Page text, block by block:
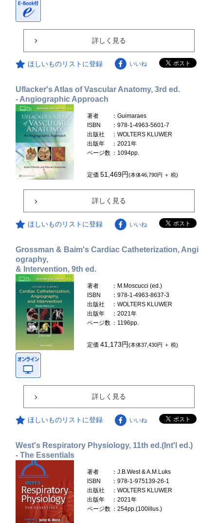
詳しく見る
ほしいものリストに登録 いいね
Uflacker's Atlas of Vascular Anatomy, 3rd ed.
- Angiographic Approach
著者
：Guimaraes
ISBN
：978-1-4963-5601-7
出版社
：WOLTERS KLUWER
出版年
：2021年
ページ数 ：1094pp.
定価51,469円(本体46,790円 ＋ 税)
詳しく見る
ほしいものリストに登録 いいね
Grossman & Baim's Cardiac Catheterization, Angi
ography,
& Intervention, 9th ed.
著者
：M.Moscucci (ed.)
ISBN
：978-1-4963-8637-3
出版社
：WOLTERS KLUWER
出版年
：2021年
ページ数 ：1196pp.
定価41,173円(本体37,430円 ＋ 税)
詳しく見る
ほしいものリストに登録 いいね
West's Respiratory Physiology, 11th ed.(Int'l ed.)
- The Essentials
著者
：J.B.West & A.M.Luks
ISBN
：978-1-975139-26-1
出版社
：WOLTERS KLUWER
出版年
：2021年
ページ数 ：254pp.(100illus.)